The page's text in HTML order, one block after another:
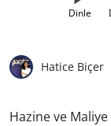
Dinle
Hatice Biçer
Hazine ve Maliye